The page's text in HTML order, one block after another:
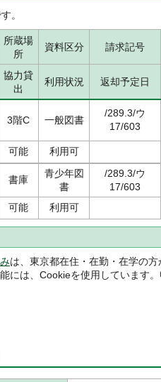
。
所蔵場
所
資料区分 請求記号
協力貸
出
利用状況 返却予定日
3階C 一般図書
/289.3/ウ
17/603
可能 利用可
書庫
青少年図
書
/289.3/ウ
17/603
可能 利用可
は、東京都在住・在勤・在学の方
には、Cookieを使用しています